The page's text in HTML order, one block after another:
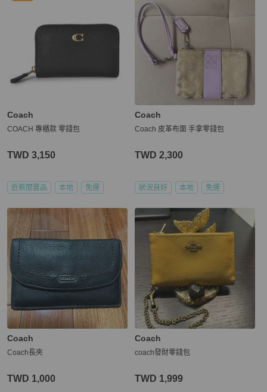
Coach
COACH 專櫃款 零錢包
TWD 3,150
近新閒置品 本地 免運
Coach
Coach 皮革布面 手拿零錢包
TWD 2,300
狀況良好 本地 免運
Coach
Coach長夾
TWD 1,000
Coach
coach發財零錢包
TWD 1,999